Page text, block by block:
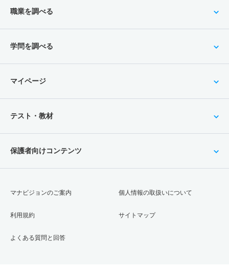
職業を調べる
学問を調べる
マイページ
テスト・教材
保護者向けコンテンツ
マナビジョンのご案内
利用規約
よくある質問と回答
個人情報の取扱いについて
サイトマップ